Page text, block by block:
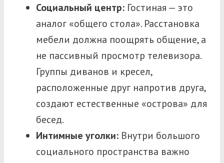
Социальный центр: Гостиная — это
аналог «общего стола». Расстановка
мебели должна поощрять общение, а
не пассивный просмотр телевизора.
Группы диванов и кресел,
расположенные друг напротив друга,
создают естественные «острова» для
бесед.
Интимные уголки: Внутри большого
социального пространства важно